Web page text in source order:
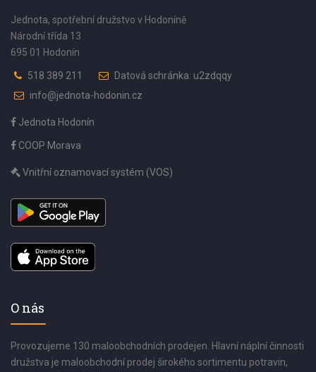
Jednota, spotřební družstvo v Hodoníně
Národní třída 13
695 01 Hodonín
518 389 211
Datová schránka: u2zdqqy
info@jednota-hodonin.cz
Jednota Hodonín
COOP Morava
Vnitřní oznamovací systém (VOS)
O nás
Provozujeme 130 maloobchodních prodejen. Hlavní náplní činnosti
družstva je maloobchodní prodej širokého sortimentu potravin,